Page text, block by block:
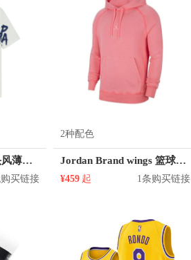
KM/kilometers 街头风薄款印花短袖T恤 男女同款 M2X2108248
买链接
2种配色
Jordan Brand wings 篮球运动连帽卫衣 男女同款 CD4567
¥459 起 1条购买链接